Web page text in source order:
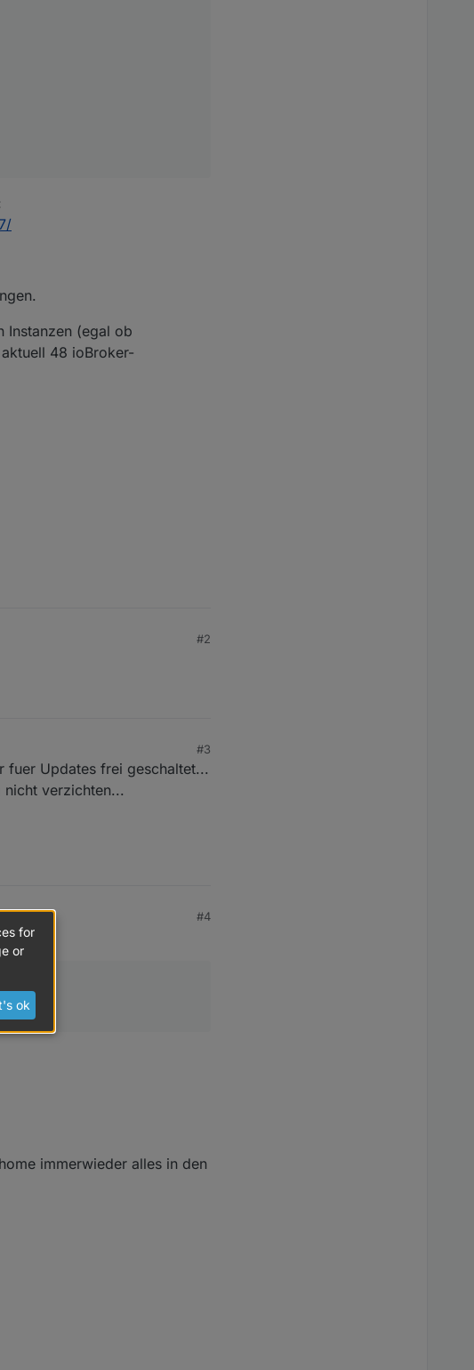
Instanzen (egal ob
48 ioBroker-
#2
#3
fuer Updates frei geschaltet...
verzichten...
#4
immerwieder alles in den
for
or
ok